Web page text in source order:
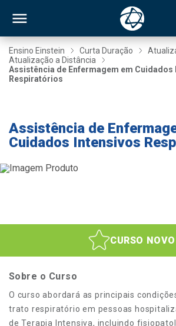
Ensino Einstein Curta Duração
Atualização a Distância
Assistência de Enfermagem em Cuidados
Respiratórios
Assistência de
Cuidados Intensivos
CURSO NOVO
Sobre o Curso
O curso abordará as principais
trato respiratório em pessoas
de Terapia Intensiva, incluindo